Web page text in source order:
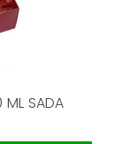
ML SADA